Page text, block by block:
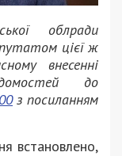
облради
цієї ж
внесенні
до
з посиланням
встановлено,